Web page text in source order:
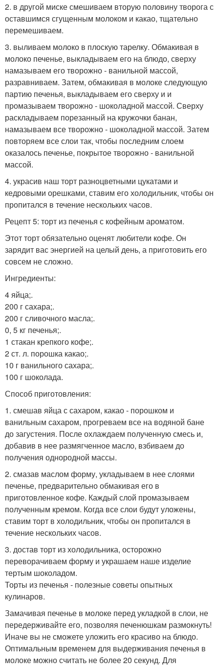
2. в другой миске смешиваем вторую половину творога с
оставшимся сгущенным молоком и какао, тщательно
перемешиваем.
3. выливаем молоко в плоскую тарелку. Обмакивая в
молоко печенье, выкладываем его на блюдо, сверху
намазываем его творожно - ванильной массой,
разравниваем. Затем, обмакивая в молоке следующую
партию печенья, выкладываем его сверху и и
промазываем творожно - шоколадной массой. Сверху
раскладываем порезанный на кружочки банан,
намазываем все творожно - шоколадной массой. Затем
повторяем все слои так, чтобы последним слоем
оказалось печенье, покрытое творожно - ванильной
массой.
4. украсив наш торт разноцветными цукатами и
кедровыми орешками, ставим его холодильник, чтобы он
пропитался в течение нескольких часов.
Рецепт 5: торт из печенья с кофейным ароматом.
Этот торт обязательно оценят любители кофе. Он
зарядит вас энергией на целый день, а приготовить его
совсем не сложно.
Ингредиенты:
4 яйца;.
200 г сахара;.
200 г сливочного масла;.
0, 5 кг печенья;.
1 стакан крепкого кофе;.
2 ст. л. порошка какао;.
10 г ванильного сахара;.
100 г шоколада.
Способ приготовления:
1. смешав яйца с сахаром, какао - порошком и
ванильным сахаром, прогреваем все на водяной бане
до загустения. После охлаждаем полученную смесь и,
добавив в нее размягченное масло, взбиваем до
получения однородной массы.
2. смазав маслом форму, укладываем в нее слоями
печенье, предварительно обмакивая его в
приготовленное кофе. Каждый слой промазываем
полученным кремом. Когда все слои будут уложены,
ставим торт в холодильник, чтобы он пропитался в
течение нескольких часов.
3. достав торт из холодильника, осторожно
переворачиваем форму и украшаем наше изделие
тертым шоколадом.
Торты из печенья - полезные советы опытных
кулинаров.
Замачивая печенье в молоке перед укладкой в слои, не
передерживайте его, позволяя печенюшкам размокнуть!
Иначе вы не сможете уложить его красиво на блюдо.
Оптимальным временем для выдерживания печенья в
молоке можно считать не более 20 секунд. Для